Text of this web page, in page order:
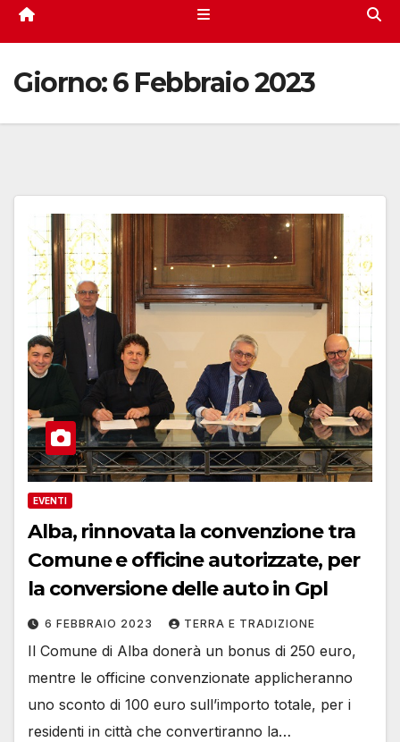
Giorno:6 Febbraio 2023
EVENTI
Alba, rinnovata la convenzione tra
Comune e officine autorizzate, per
la conversione delle auto in Gpl
6 FEBBRAIO 2023 TERRA E TRADIZIONE
Il Comune di Alba donerà un bonus di 250 euro,
mentre le officine convenzionate applicheranno
uno sconto di 100 euro sull’importo totale, per i
residenti in città che convertiranno la…